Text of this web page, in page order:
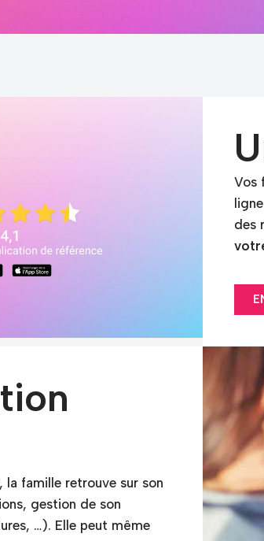
Vos
des
famille retrouve sur son
gestion de son
…). Elle peut même